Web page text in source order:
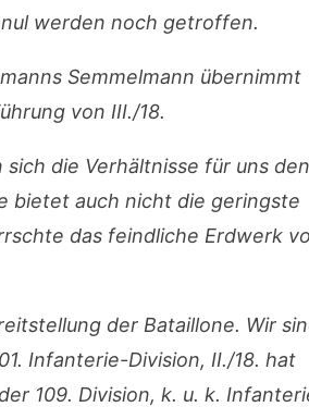
werden noch getroffen.
Semmelmann übernimmt
von III./18.
die Verhältnisse für uns
bietet auch nicht die geringste
das feindliche Erdwerk
der Bataillone. Wir
Infanterie-Division, II./18. hat
109. Division, k. u. k.